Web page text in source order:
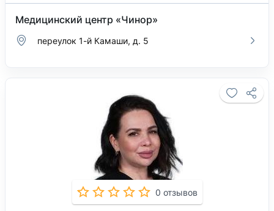
Медицинский центр «Чинор»
переулок 1-й Камаши, д. 5
0 отзывов